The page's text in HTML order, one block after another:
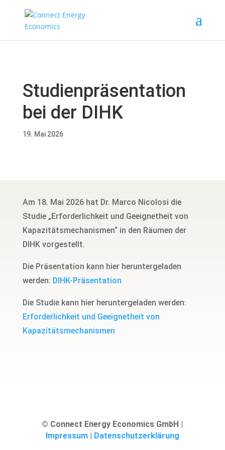
Studienpräsentation
bei der DIHK
19. Mai 2026
Am 18. Mai 2026 hat Dr. Marco Nicolosi die
Studie „Erforderlichkeit und Geeignetheit von
Kapazitätsmechanismen“ in den Räumen der
DIHK vorgestellt.
Die Präsentation kann hier heruntergeladen
werden: DIHK-Präsentation
Die Studie kann hier heruntergeladen werden:
Erforderlichkeit und Geeignetheit von
Kapazitätsmechanismen
© Connect Energy Economics GmbH |
Impressum | Datenschutzerklärung